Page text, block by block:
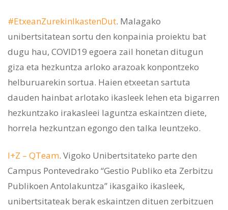
#EtxeanZurekinIkastenDut. Malagako
unibertsitatean sortu den konpainia proiektu bat
dugu hau, COVID19 egoera zail honetan ditugun
giza eta hezkuntza arloko arazoak konpontzeko
helburuarekin sortua. Haien etxeetan sartuta
dauden hainbat arlotako ikasleek lehen eta bigarren
hezkuntzako irakasleei laguntza eskaintzen diete,
horrela hezkuntzan egongo den talka leuntzeko.
I+Z – QTeam. Vigoko Unibertsitateko parte den
Campus Pontevedrako “Gestio Publiko eta Zerbitzu
Publikoen Antolakuntza” ikasgaiko ikasleek,
unibertsitateak berak eskaintzen dituen zerbitzuen